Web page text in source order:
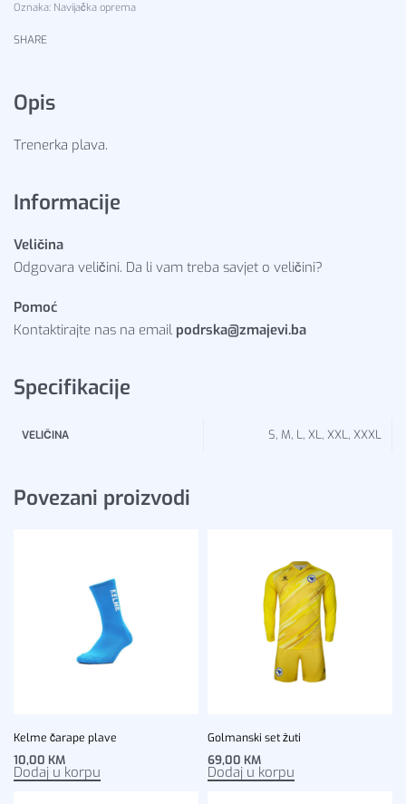
Oznaka: Navijačka oprema
SHARE
Opis
Trenerka plava.
Informacije
Veličina
Odgovara veličini. Da li vam treba savjet o veličini?
Pomoć
Kontaktirajte nas na email podrska@zmajevi.ba
Specifikacije
VELIČINA S, M, L, XL, XXL, XXXL
Povezani proizvodi
Kelme čarape plave
10,00 KM
Dodaj u korpu
Golmanski set žuti
69,00 KM
Dodaj u korpu